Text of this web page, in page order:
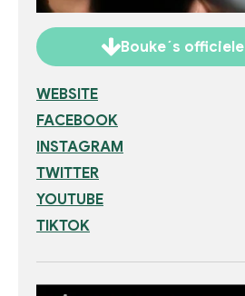
Bouke´s
WEBSITE
FACEBOOK
INSTAGRAM
TWITTER
YOUTUBE
TIKTOK